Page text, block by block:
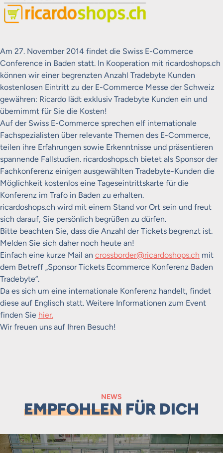
Am 27. November 2014 findet die Swiss E-Commerce
Conference in Baden statt. In Kooperation mit ricardoshops.ch
können wir einer begrenzten Anzahl Tradebyte Kunden
kostenlosen Eintritt zu der E-Commerce Messe der Schweiz
gewähren: Ricardo lädt exklusiv Tradebyte Kunden ein und
übernimmt für Sie die Kosten!
Auf der Swiss E-Commerce sprechen elf internationale
Fachspezialisten über relevante Themen des E-Commerce,
teilen ihre Erfahrungen sowie Erkenntnisse und präsentieren
spannende Fallstudien. ricardoshops.ch bietet als Sponsor der
Fachkonferenz einigen ausgewählten Tradebyte-Kunden die
Möglichkeit kostenlos eine Tageseintrittskarte für die
Konferenz im Trafo in Baden zu erhalten.
ricardoshops.ch wird mit einem Stand vor Ort sein und freut
sich darauf, Sie persönlich begrüßen zu dürfen.
Bitte beachten Sie, dass die Anzahl der Tickets begrenzt ist.
Melden Sie sich daher noch heute an!
Einfach eine kurze Mail an crossborder@ricardoshops.ch mit
dem Betreff „Sponsor Tickets Ecommerce Konferenz Baden
Tradebyte“.
Da es sich um eine internationale Konferenz handelt, findet
diese auf Englisch statt. Weitere Informationen zum Event
finden Sie hier.
Wir freuen uns auf Ihren Besuch!
NEWS
EMPFOHLEN FÜR DICH